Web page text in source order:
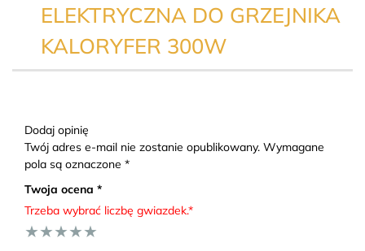
ELEKTRYCZNA DO GRZEJNIKA
KALORYFER 300W
Dodaj opinię
Twój adres e-mail nie zostanie opublikowany. Wymagane
pola są oznaczone *
Twoja ocena *
Trzeba wybrać liczbę gwiazdek.*
★
★
★
★
★